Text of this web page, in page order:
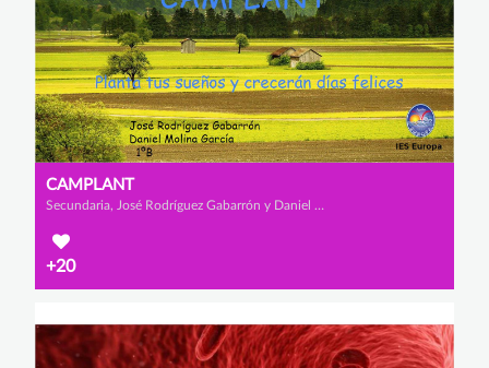
CAMPLANT
Secundaria, José Rodríguez Gabarrón y Daniel Molina García
+20